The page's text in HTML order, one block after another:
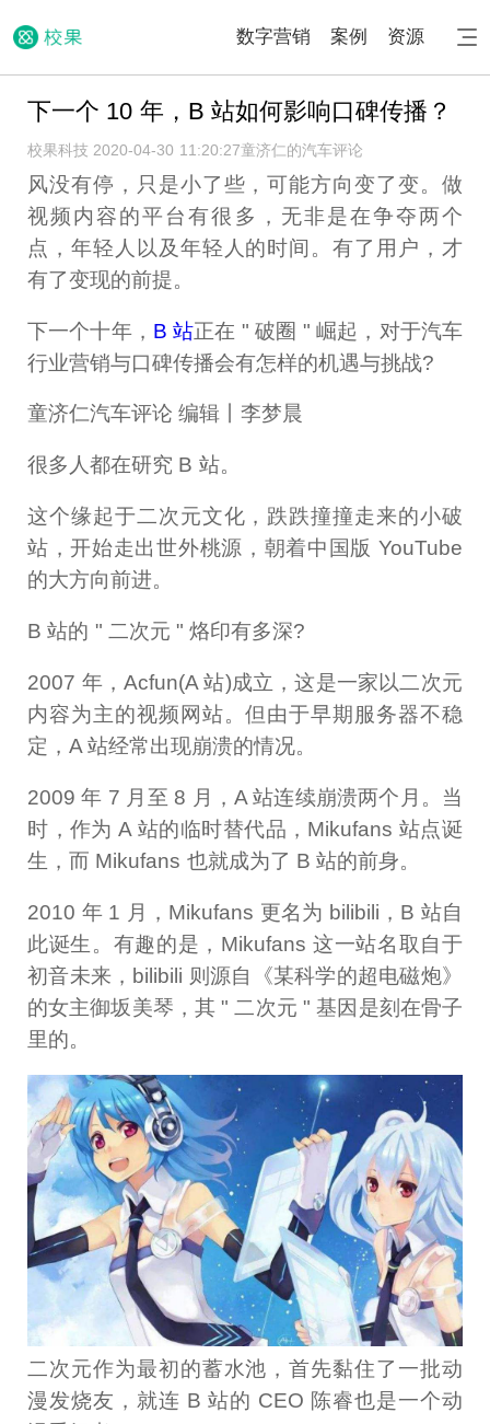
数字营销 案例 资源
下一个 10 年，B 站如何影响口碑传播？
校果科技 2020-04-30 11:20:27童济仁的汽车评论
风没有停，只是小了些，可能方向变了变。做
视频内容的平台有很多，无非是在争夺两个
点，年轻人以及年轻人的时间。有了用户，才
有了变现的前提。
下一个十年， B 站正在 " 破圈 " 崛起，对于汽车
行业营销与口碑传播会有怎样的机遇与挑战?
童济仁汽车评论 编辑丨李梦晨
很多人都在研究 B 站。
这个缘起于二次元文化，跌跌撞撞走来的小破
站，开始走出世外桃源，朝着中国版 YouTube
的大方向前进。
B 站的 " 二次元 " 烙印有多深?
2007 年，Acfun(A 站)成立，这是一家以二次元
内容为主的视频网站。但由于早期服务器不稳
定，A 站经常出现崩溃的情况。
2009 年 7 月至 8 月，A 站连续崩溃两个月。当
时，作为 A 站的临时替代品，Mikufans 站点诞
生，而 Mikufans 也就成为了 B 站的前身。
2010 年 1 月，Mikufans 更名为 bilibili，B 站自
此诞生。有趣的是，Mikufans 这一站名取自于
初音未来，bilibili 则源自《某科学的超电磁炮》
的女主御坂美琴，其 " 二次元 " 基因是刻在骨子
里的。
二次元作为最初的蓄水池，首先黏住了一批动
漫发烧友，就连 B 站的 CEO 陈睿也是一个动